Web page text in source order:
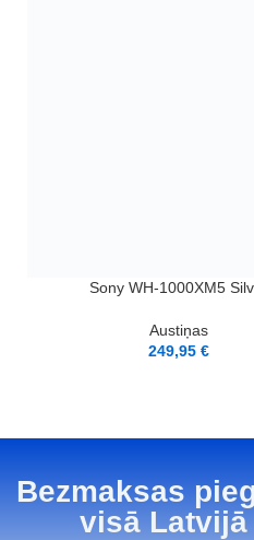
PIEVIENOT GROZAM
Sony WH-1000XM5
Austiņas
249,95 €
Bezmaksas
visā Latvijā